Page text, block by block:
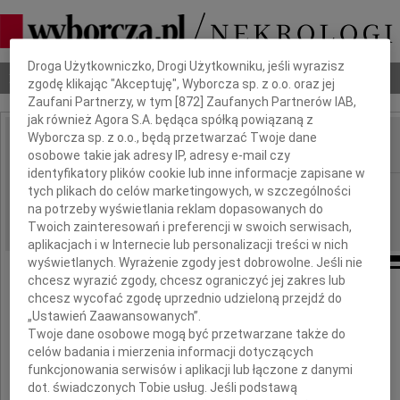
Nekrologi Odeszli Poradnik pogrzebowy
IMIĘ I NAZWISKO:
REGION: Wrocław
DATA EMISJI: 11.05.2010
Koledze
Mirkowi Sakowiczowi
i
Dbamy o Twoją prywatność
Droga Użytkowniczko, Drogi Użytkowniku, jeśli wyrazisz
zgodę klikając "Akceptuję", Wyborcza sp. z o.o. oraz jej
Zaufani Partnerzy, w tym [872 ] Zaufanych Partnerów IAB,
jak również Agora S.A. będąca spółką powiązaną z
Wyborcza sp. z o.o., będą przetwarzać Twoje dane
osobowe takie jak adresy IP, adresy e-mail czy
identyfikatory plików cookie lub inne informacje zapisane w
tych plikach do celów marketingowych, w szczególności
na potrzeby wyświetlania reklam dopasowanych do
Twoich zainteresowań i preferencji w swoich serwisach,
aplikacjach i w Internecie lub personalizacji treści w nich
wyświetlanych. Wyrażenie zgody jest dobrowolne. Jeśli nie
chcesz wyrazić zgody, chcesz ograniczyć jej zakres lub
chcesz wycofać zgodę uprzednio udzieloną przejdź do
„Ustawień Zaawansowanych”.
Twoje dane osobowe mogą być przetwarzane także do
celów badania i mierzenia informacji dotyczących
funkcjonowania serwisów i aplikacji lub łączone z danymi
dot. świadczonych Tobie usług. Jeśli podstawą